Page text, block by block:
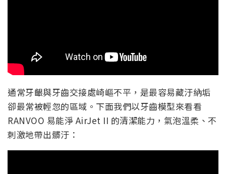
通常牙齦與牙齒交接處崎嶇不平，是最容易藏汙納垢
卻最常被輕忽的區域。下面我們以牙齒模型來看看
RANVOO 易能淨 AirJet II 的清潔能力，氣泡溫柔、不
刺激地帶出髒汙：